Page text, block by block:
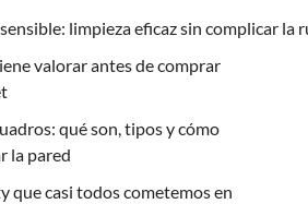
limpieza eficaz sin complicar la
valorar antes de comprar
qué son, tipos y cómo
la pared
que casi todos cometemos en